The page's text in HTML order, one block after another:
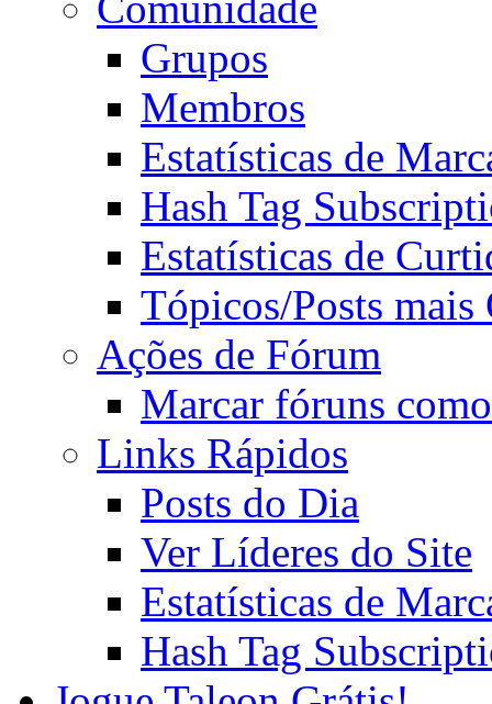
Grupos
Membros
Estatísticas de
Hash Tag
Estatísticas de
Tópicos/Posts mais
Ações de Fórum
Marcar fóruns
Links Rápidos
Posts do Dia
Ver Líderes do Site
Estatísticas de
Hash Tag